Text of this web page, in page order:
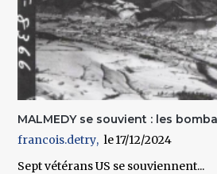
MALMEDY se souvient : les
francois.detry
17/12/2024
Sept vétérans US se souviennent...